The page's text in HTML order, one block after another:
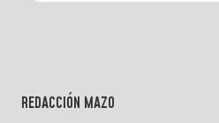
REDACCIÓN MAZO